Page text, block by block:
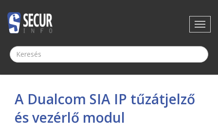
A Dualcom SIA IP tűzátjelző
és vezérlő modul